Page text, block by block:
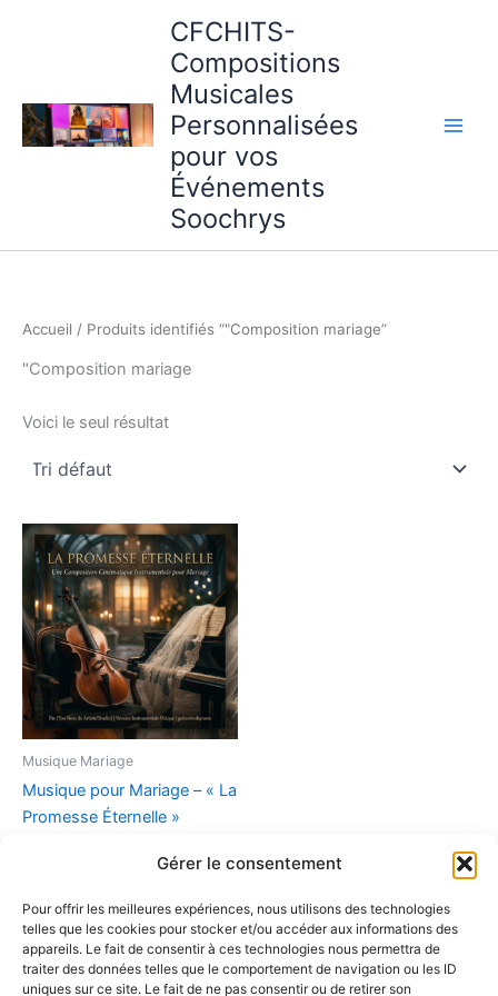
Gérer le consentement
Pour offrir les meilleures expériences, nous utilisons des technologies
telles que les cookies pour stocker et/ou accéder aux informations des
appareils. Le fait de consentir à ces technologies nous permettra de
traiter des données telles que le comportement de navigation ou les ID
uniques sur ce site. Le fait de ne pas consentir ou de retirer son
CFCHITS-
Compositions
Musicales
Personnalisées
pour vos
Événements
Soochrys
Accueil / Produits identifiés “"Composition mariage”
"Composition mariage
Voici le seul résultat
Musique Mariage
Musique pour Mariage – « La
Promesse Éternelle »
9,90 €
Ajouter au panier